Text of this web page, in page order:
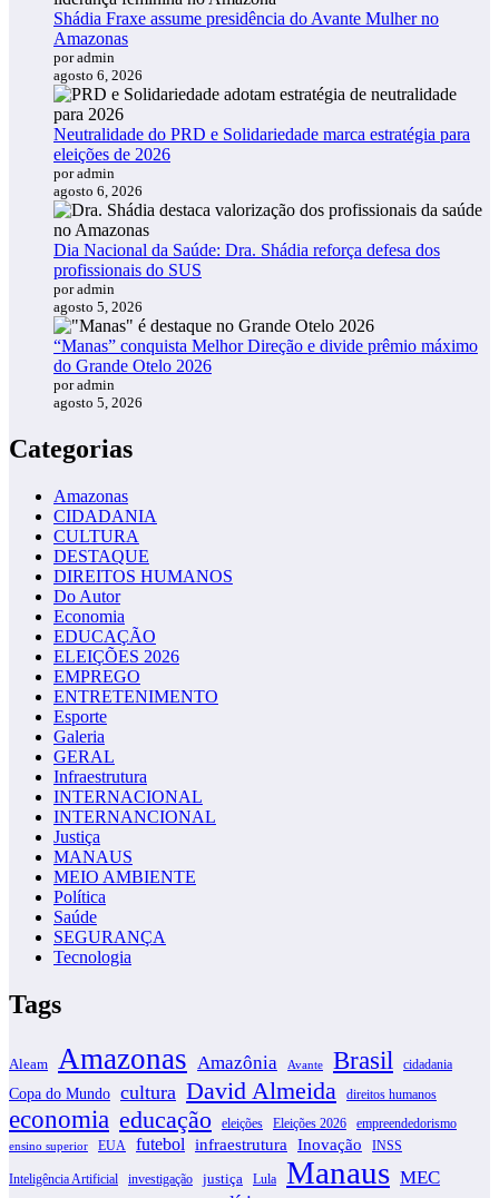
Shádia Fraxe assume presidência do Avante Mulher no
Amazonas
por admin
agosto 6, 2026
Neutralidade do PRD e Solidariedade marca estratégia para
eleições de 2026
por admin
agosto 6, 2026
Dia Nacional da Saúde: Dra. Shádia reforça defesa dos
profissionais do SUS
por admin
agosto 5, 2026
“Manas” conquista Melhor Direção e divide prêmio máximo
do Grande Otelo 2026
por admin
agosto 5, 2026
Categorias
Amazonas
CIDADANIA
CULTURA
DESTAQUE
DIREITOS HUMANOS
Do Autor
Economia
EDUCAÇÃO
ELEIÇÕES 2026
EMPREGO
ENTRETENIMENTO
Esporte
Galeria
GERAL
Infraestrutura
INTERNACIONAL
INTERNANCIONAL
Justiça
MANAUS
MEIO AMBIENTE
Política
Saúde
SEGURANÇA
Tecnologia
Tags
Aleam Amazonas Amazônia Avante Brasil cidadania
Copa do Mundo cultura David Almeida direitos humanos
economia educação eleições Eleições 2026 empreendedorismo
ensino superior EUA futebol infraestrutura Inovação INSS
Inteligência Artificial investigação justiça Lula Manaus MEC